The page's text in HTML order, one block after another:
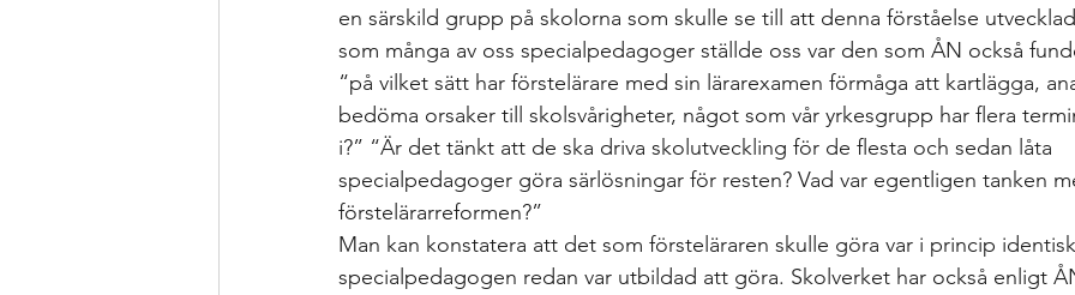
en särskild grupp på skolorna som skulle se till att denna förståelse
som många av oss specialpedagoger ställde oss var den som ÅN också
“på vilket sätt har förstelärare med sin lärarexamen förmåga att kartlägga,
bedöma orsaker till skolsvårigheter, något som vår yrkesgrupp har flera
i?” “Är det tänkt att de ska driva skolutveckling för de flesta och sedan låta
specialpedagoger göra särlösningar för resten? Vad var egentligen tanken
förstelärarreformen?”
Man kan konstatera att det som försteläraren skulle göra var i princip
specialpedagogen redan var utbildad att göra. Skolverket har också enligt